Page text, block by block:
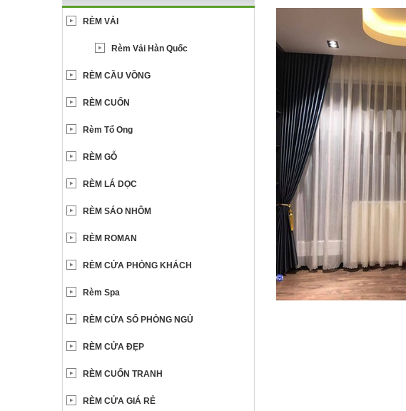
RÈM VẢI
Rèm Vải Hàn Quốc
RÈM CẦU VỒNG
RÈM CUỐN
Rèm Tổ Ong
RÈM GỖ
RÈM LÁ DỌC
RÈM SÁO NHÔM
RÈM ROMAN
RÈM CỬA PHÒNG KHÁCH
Rèm Spa
RÈM CỬA SỔ PHÒNG NGỦ
RÈM CỬA ĐẸP
RÈM CUỐN TRANH
RÈM CỬA GIÁ RẺ